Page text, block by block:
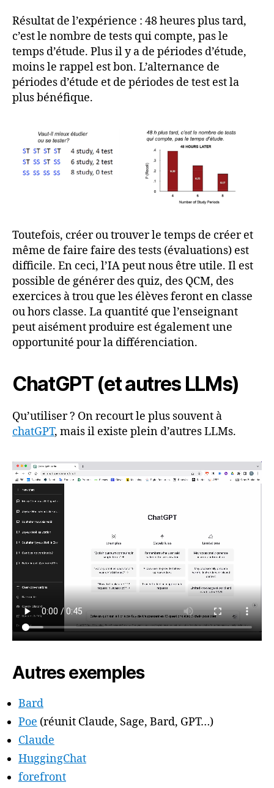
Résultat de l’expérience : 48 heures plus tard,
c’est le nombre de tests qui compte, pas le
temps d’étude. Plus il y a de périodes d’étude,
moins le rappel est bon. L’alternance de
périodes d’étude et de périodes de test est la
plus bénéfique.
Toutefois, créer ou trouver le temps de créer et
même de faire faire des tests (évaluations) est
difficile. En ceci, l’IA peut nous être utile. Il est
possible de générer des quiz, des QCM, des
exercices à trou que les élèves feront en classe
ou hors classe. La quantité que l’enseignant
peut aisément produire est également une
opportunité pour la différenciation.
ChatGPT (et autres LLMs)
Qu’utiliser ? On recourt le plus souvent à
chatGPT, mais il existe plein d’autres LLMs.
Autres exemples
Bard
Poe (réunit Claude, Sage, Bard, GPT…)
Claude
HuggingChat
forefront